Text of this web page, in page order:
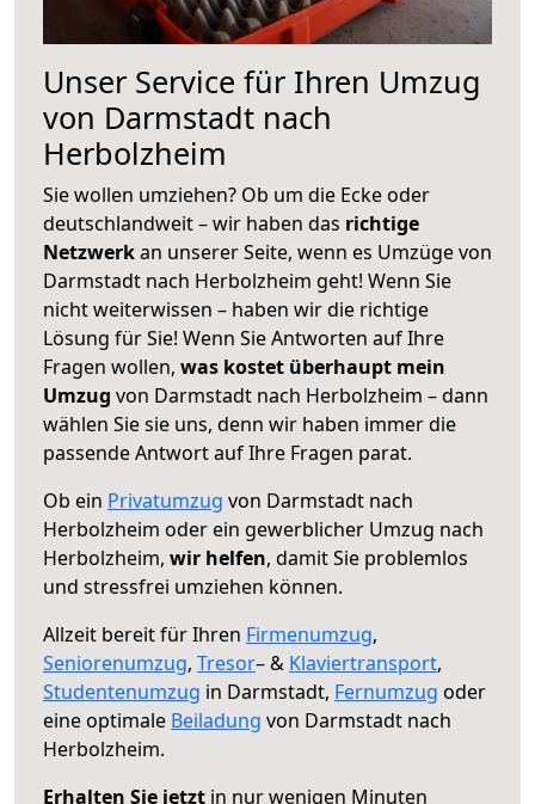
Unser Service für Ihren Umzug
von Darmstadt nach
Herbolzheim
Sie wollen umziehen? Ob um die Ecke oder
deutschlandweit – wir haben das richtige
Netzwerkan unserer Seite, wenn es Umzüge von
Darmstadt nach Herbolzheim geht! Wenn Sie
nicht weiterwissen – haben wir die richtige
Lösung für Sie! Wenn Sie Antworten auf Ihre
Fragen wollen, was kostet überhaupt mein
Umzug von Darmstadt nach Herbolzheim – dann
wählen Sie sie uns, denn wir haben immer die
passende Antwort auf Ihre Fragen parat.
Ob ein Privatumzug von Darmstadt nach
Herbolzheim oder ein gewerblicher Umzug nach
Herbolzheim, wir helfen, damit Sie problemlos
und stressfrei umziehen können.
Allzeit bereit für Ihren Firmenumzug,
Seniorenumzug, Tresor– & Klaviertransport,
Studentenumzug in Darmstadt, Fernumzug oder
eine optimale Beiladung von Darmstadt nach
Herbolzheim.
Erhalten Sie jetzt in nur wenigen Minuten